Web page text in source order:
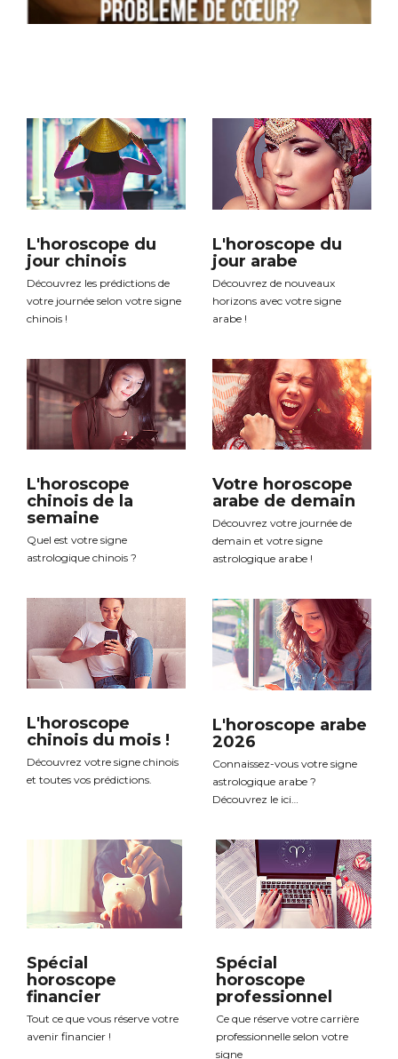
L'horoscope du
jour chinois
Découvrez les prédictions de
votre journée selon votre signe
chinois !
L'horoscope
chinois de la
semaine
Quel est votre signe
astrologique chinois ?
L'horoscope
chinois du mois !
Découvrez votre signe chinois
et toutes vos prédictions.
L'horoscope du
jour arabe
Découvrez de nouveaux
horizons avec votre signe
arabe !
Votre horoscope
arabe de demain
Découvrez votre journée de
demain et votre signe
astrologique arabe !
L'horoscope arabe
2026
Connaissez-vous votre signe
astrologique arabe ?
Découvrez le ici…
Spécial
horoscope
financier
Tout ce que vous réserve votre
avenir financier !
Spécial
horoscope
professionnel
Ce que réserve votre carrière
professionnelle selon votre
signe